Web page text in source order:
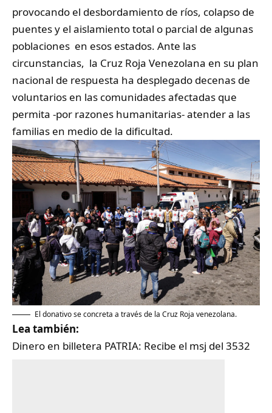
provocando el desbordamiento de ríos, colapso de
puentes y el aislamiento total o parcial de algunas
poblaciones en esos estados. Ante las
circunstancias, la Cruz Roja Venezolana en su plan
nacional de respuesta ha desplegado decenas de
voluntarios en las comunidades afectadas que
permita -por razones humanitarias- atender a las
familias en medio de la dificultad.
El donativo se concreta a través de la Cruz Roja venezolana.
Lea también:
Dinero en billetera PATRIA: Recibe el msj del 3532